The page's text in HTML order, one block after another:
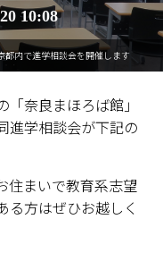
員の方へ
10:08
都内で進学相談会を開催します
奈良まほろば館」
進学相談会が下記の
住まいで教育系志望
る方はぜひお越しく